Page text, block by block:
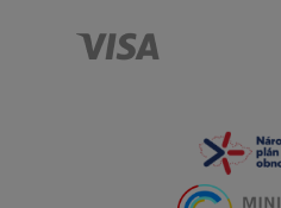
prémiové materiály. Je
Dizajn a konštrukcia –
iPhone 15 Pro Max má ľahké,